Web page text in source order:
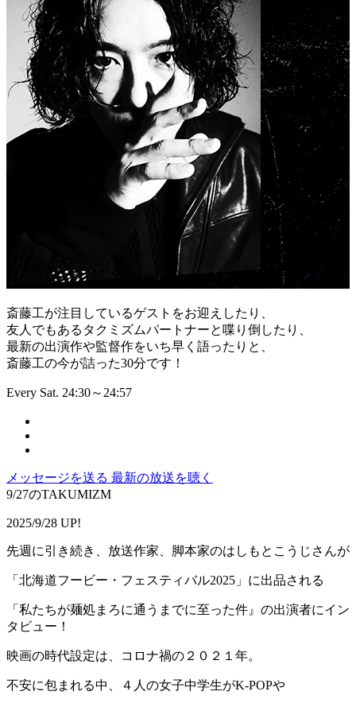
斎藤工が注目しているゲストをお迎えしたり、
友人でもあるタクミズムパートナーと喋り倒したり、
最新の出演作や監督作をいち早く語ったりと、
斎藤工の今が詰った30分です！
Every Sat. 24:30～24:57
メッセージを送る 最新の放送を聴く
9/27のTAKUMIZM
2025/9/28 UP!
先週に引き続き、放送作家、脚本家のはしもとこうじさんが
「北海道フービー・フェスティバル2025」に出品される
「私たちが麺処まろに通うまでに至った件』の出演者にイン
タビュー！
映画の時代設定は、コロナ禍の２０２１年。
不安に包まれる中、４人の女子中学生がK-POPや